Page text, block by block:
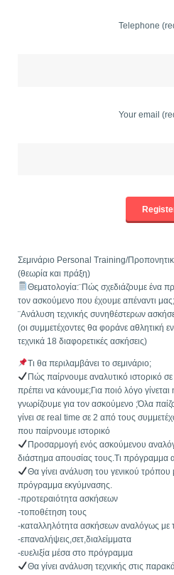
Telephone
Your email
Σεμινάριο Personal Training/
(θεωρία και πράξη)
Θεματολογία:¨Πώς σχεδιάζουμε ένα
τον ασκούμενο που έχουμε απέναντι
¨Ανάλυση τεχνικής συνηθέστερων
(οι συμμετέχοντες θα φοράνε αθλητική
τεχνικά 18 διαφορετικές ασκήσεις)
Τι θα περιλαμβάνει το σεμινάριο;
Πώς παίρνουμε αναλυτικό ιστορικό
πρέπει να κάνουμε;Για ποιό λόγο
γνωρίζουμε για τον ασκούμενο ;Όλα
γίνει σε real time σε 2 από τους
που παίρνουμε ιστορικό
Προσαρμογή ενός ασκούμενου
διάστημα απουσίας τους.Τι πρόγραμμα
Θα γίνει ανάλυση του γενικού τρόπου
πρόγραμμα εκγύμνασης.
-προτεραιότητα ασκήσεων
-τοποθέτηση τους
-καταλληλότητα ασκήσεων αναλόγως με
-επαναλήψεις,σετ,διαλείμματα
-ευελιξία μέσα στο πρόγραμμα
Θα γίνει ανάλυση τεχνικής στις